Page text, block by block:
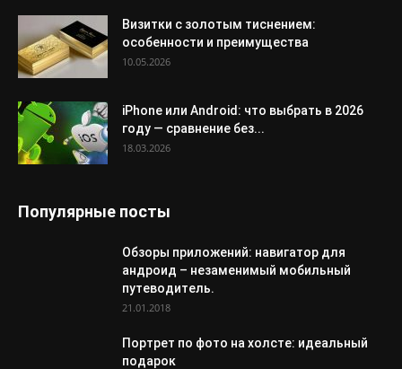
Визитки с золотым тиснением:
особенности и преимущества
10.05.2026
iPhone или Android: что выбрать в 2026
году — сравнение без...
18.03.2026
Популярные посты
Обзоры приложений: навигатор для
андроид – незаменимый мобильный
путеводитель.
21.01.2018
Портрет по фото на холсте: идеальный
подарок